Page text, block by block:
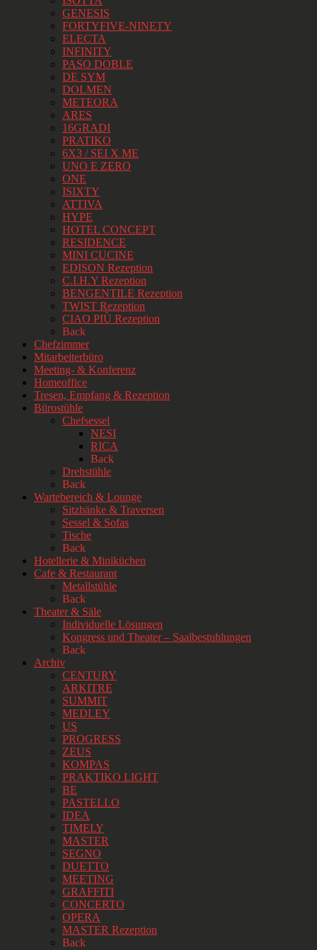
GENESIS
FORTYFIVE-NINETY
ELECTA
INFINITY
PASO DOBLE
DE SYM
DOLMEN
METEORA
ARES
16GRADI
PRATIKO
6X3 / SEI X ME
UNO E ZERO
ONE
ISIXTY
ATTIVA
HYPE
HOTEL CONCEPT
RESIDENCE
MINI CUCINE
EDISON Rezeption
C.I.H.Y Rezeption
BENGENTILE Rezeption
TWIST Rezeption
CIAO PIÙ Rezeption
Back
Chefzimmer
Mitarbeiterbüro
Meeting- & Konferenz
Homeoffice
Tresen, Empfang & Rezeption
Bürostühle
Chefsessel
NESI
RICA
Back
Drehstühle
Back
Wartebereich & Lounge
Sitzbänke & Traversen
Sessel & Sofas
Tische
Back
Hotellerie & Miniküchen
Cafe & Restaurant
Metallstühle
Back
Theater & Säle
Individuelle Lösungen
Kongress und Theater – Saalbestuhlungen
Back
Archiv
CENTURY
ARKITRE
SUMMIT
MEDLEY
US
PROGRESS
ZEUS
KOMPAS
PRAKTIKO LIGHT
BE
PASTELLO
IDEA
TIMELY
MASTER
SEGNO
DUETTO
MEETING
GRAFFITI
CONCERTO
OPERA
MASTER Rezeption
Back